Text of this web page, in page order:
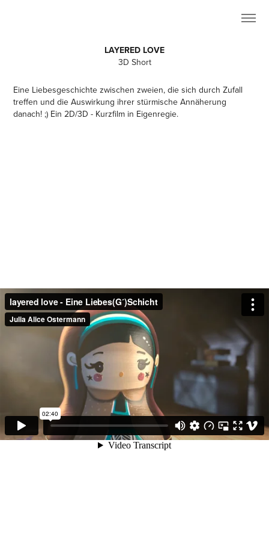
LAYERED LOVE
3D Short
Eine Liebesgeschichte zwischen zweien, die sich durch Zufall
treffen und die Auswirkung ihrer stürmische Annäherung
danach! ;) Ein 2D/3D - Kurzfilm in Eigenregie.